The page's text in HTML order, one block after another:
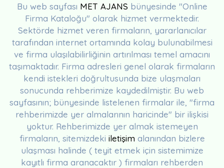
Bu web sayfası MET AJANS bünyesinde "Online
Firma Kataloğu" olarak hizmet vermektedir.
Sektörde hizmet veren firmaların, yararlanıcılar
tarafından internet ortamında kolay bulunabilmesi
ve firma ulaşılabilirliğinin artırılması temel amacını
taşımaktadır. Firma adresleri genel olarak firmaların
kendi istekleri doğrultusunda bize ulaşmaları
sonucunda rehberimize kaydedilmiştir. Bu web
sayfasının; bünyesinde listelenen firmalar ile, "firma
rehberimizde yer almalarının haricinde" bir ilişkisi
yoktur. Rehberimizde yer almak istemeyen
firmaların, sitemizdeki iletişim alanından bizlere
ulaşması halinde ( teyit etmek için sistemimize
kayıtlı firma aranacaktır ) firmaları rehberden